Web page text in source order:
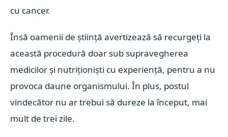
cu cancer.
Însă oamenii de știință avertizează să recurgeți la
această procedură doar sub supravegherea
medicilor și nutriționiști cu experiență, pentru a nu
provoca daune organismului. În plus, postul
vindecător nu ar trebui să dureze la început, mai
mult de trei zile.